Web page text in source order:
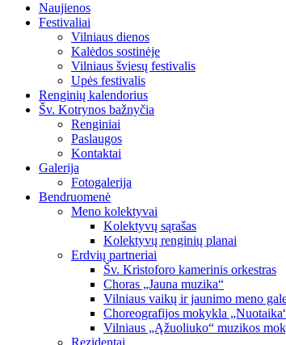
Naujienos
Festivaliai
Vilniaus dienos
Kalėdos sostinėje
Vilniaus šviesų festivalis
Upės festivalis
Renginių kalendorius
Šv. Kotrynos bažnyčia
Renginiai
Paslaugos
Kontaktai
Galerija
Fotogalerija
Bendruomenė
Meno kolektyvai
Kolektyvų sąrašas
Kolektyvų renginių planai
Erdvių partneriai
Šv. Kristoforo kamerinis orkestras
Choras „Jauna muzika“
Vilniaus vaikų ir jaunimo meno
Choreografijos mokykla
Vilniaus „Ąžuoliuko“ muzikos
Rezidentai